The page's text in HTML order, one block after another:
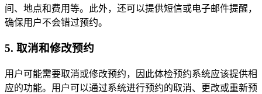
间、地点和费用等。此外，还可以提供短信或电子邮件提醒，
确保用户不会错过预约。
5. 取消和修改预约
用户可能需要取消或修改预约，因此体检预约系统应该提供相
应的功能。用户可以通过系统进行预约的取消、更改或重新预